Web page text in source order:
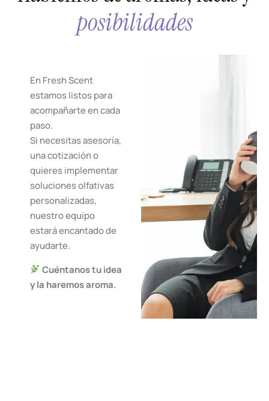
posibilidades
En Fresh Scent
estamos listos para
acompañarte en cada
paso.
Si necesitas asesoría,
una cotización o
quieres implementar
soluciones olfativas
personalizadas,
nuestro equipo
estará encantado de
ayudarte.
Cuéntanos tu idea
y la haremos aroma.